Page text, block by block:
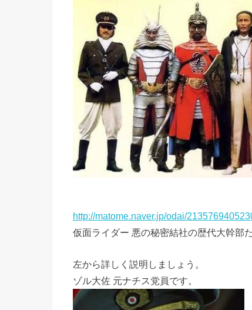
http://matome.naver.jp/odai/
仮面ライダー 悪の秘密結社の歴代大幹部
左から詳しく説明しましょう。
ゾル大佐 元ナチス党員です。